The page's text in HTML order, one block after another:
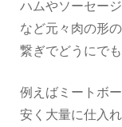
ハムやソーセー
など元々肉の形
繋ぎでどうにで
例えばミートボー
安く大量に仕入